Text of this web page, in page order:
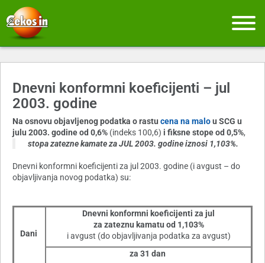
Dnevni konformni koeficijenti – jul
2003. godine
Na osnovu objavljenog podatka o rastu cena na malou SCG u
julu 2003. godine od 0,6% (indeks 100,6) i fiksne stope od 0,5%,
stopa zatezne kamate za JUL 2003. godine iznosi 1,103%.
Dnevni konformni koeficijenti za jul 2003. godine (i avgust – do
objavljivanja novog podatka) su:
Dani
Dnevni konformni koeficijenti za jul
za zateznu kamatu od 1,103%
i avgust (do objavljivanja podatka za avgust)
za 31 dan